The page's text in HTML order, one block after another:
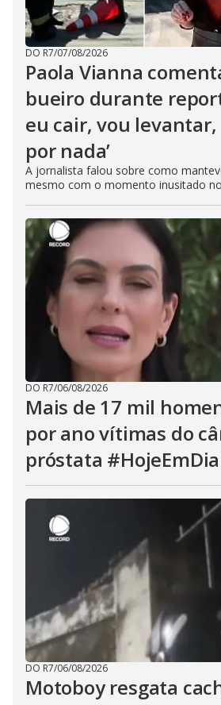
DO R7/07/08/2026
Paola Vianna
bueiro durante
eu cair, vou
por nada’
A jornalista falou sobre como
mesmo com o momento inusitado
DO R7/06/08/2026
Mais de 17 mil
por ano vítimas do
próstata
DO R7/06/08/2026
Motoboy resgata